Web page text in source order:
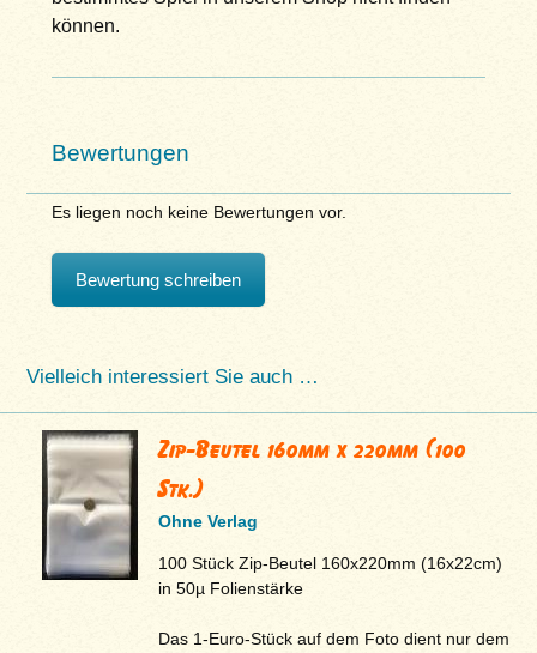
können.
Bewertungen
Es liegen noch keine Bewertungen vor.
Bewertung schreiben
Vielleich interessiert Sie auch …
Zip-Beutel 160mm x 220mm (100
Stk.)
Ohne Verlag
100 Stück Zip-Beutel 160x220mm (16x22cm)
in 50µ Folienstärke
Das 1-Euro-Stück auf dem Foto dient nur dem